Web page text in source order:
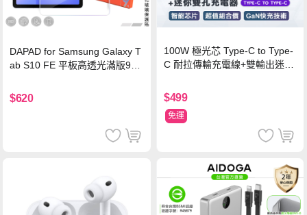
DAPAD for Samsung Galaxy T
ab S10 FE 平板高透光滿版9H
$620
100W 極光芯 Type-C to Type-
C 耐拉傳輸充電線+雙輸出迷你
$499
免運